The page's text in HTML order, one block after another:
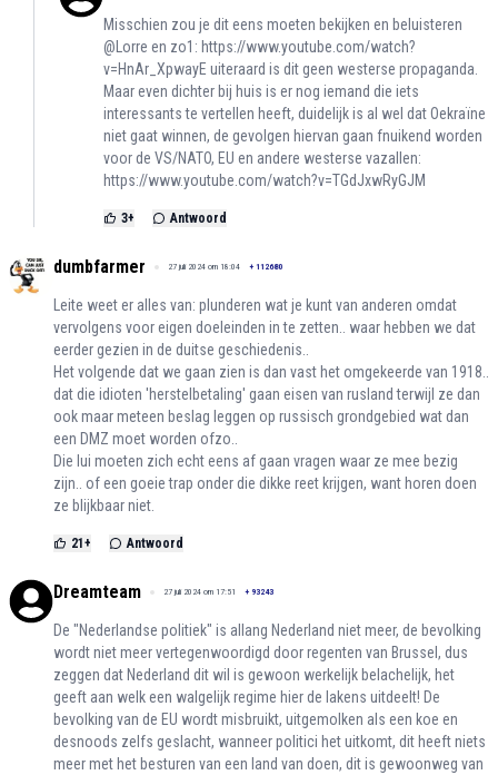
Misschien zou je dit eens moeten bekijken en beluisteren
@Lorre en zo1: https://www.youtube.com/watch?
v=HnAr_XpwayE uiteraard is dit geen westerse propaganda.
Maar even dichter bij huis is er nog iemand die iets
interessants te vertellen heeft, duidelijk is al wel dat Oekraïne
niet gaat winnen, de gevolgen hiervan gaan fnuikend worden
voor de VS/NATO, EU en andere westerse vazallen:
https://www.youtube.com/watch?v=TGdJxwRyGJM
3+ Antwoord
dumbfarmer 27 juli 2024 om 18:04 + 112680
Leite weet er alles van: plunderen wat je kunt van anderen omdat
vervolgens voor eigen doeleinden in te zetten.. waar hebben we dat
eerder gezien in de duitse geschiedenis..
Het volgende dat we gaan zien is dan vast het omgekeerde van 1918..
dat die idioten 'herstelbetaling' gaan eisen van rusland terwijl ze dan
ook maar meteen beslag leggen op russisch grondgebied wat dan
een DMZ moet worden ofzo..
Die lui moeten zich echt eens af gaan vragen waar ze mee bezig
zijn.. of een goeie trap onder die dikke reet krijgen, want horen doen
ze blijkbaar niet.
21 + Antwoord
Dreamteam 27 juli 2024 om 17:51 + 93243
De "Nederlandse politiek" is allang Nederland niet meer, de bevolking
wordt niet meer vertegenwoordigd door regenten van Brussel, dus
zeggen dat Nederland dit wil is gewoon werkelijk belachelijk, het
geeft aan welk een walgelijk regime hier de lakens uitdeelt! De
bevolking van de EU wordt misbruikt, uitgemolken als een koe en
desnoods zelfs geslacht, wanneer politici het uitkomt, dit heeft niets
meer met het besturen van een land van doen, dit is gewoonweg van